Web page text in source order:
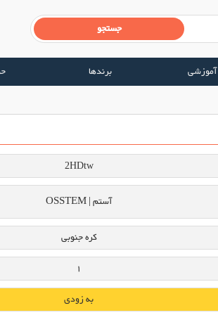
آموزشی برندها
2HDtw
آستم | OSSTEM
کره جنوبی
1
به زودی